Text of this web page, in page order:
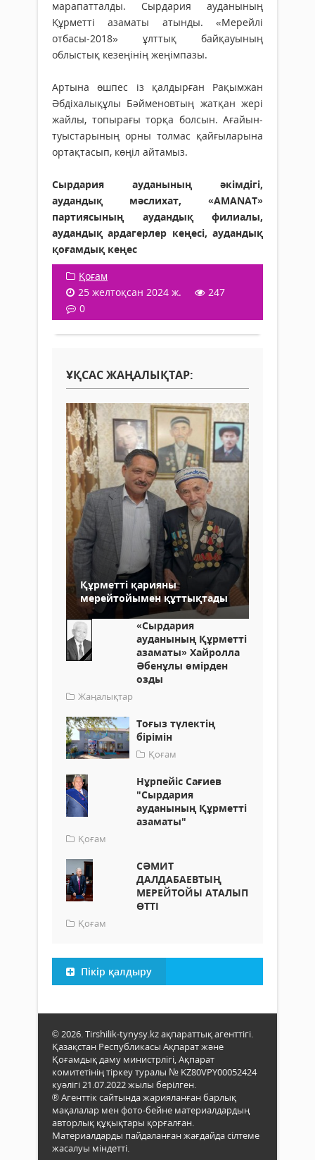
марапатталды. Сырдария ауданының
Құрметті азаматы атынды. «Мерейлі
отбасы-2018» ұлттық байқауының
облыстық кезеңінің жеңімпазы.
Артына өшпес із қалдырған Рақымжан
Әбдіхалықұлы Бәйменовтың жатқан жері
жайлы, топырағы торқа болсын. Ағайын-
туыстарының орны толмас қайғыларына
ортақтасып, көңіл айтамыз.
Сырдария ауданының әкімдігі,
аудандық мәслихат, «AMANAT»
партиясының аудандық филиалы,
аудандық ардагерлер кеңесі, аудандық
қоғамдық кеңес
Қоғам
25 желтоқсан 2024 ж.
247
0
ҰҚСАС ЖАҢАЛЫҚТАР:
Құрметті қарияны
мерейтойымен құттықтады
«Сырдария
ауданының Құрметті
азаматы» Хайролла
Әбенұлы өмірден
озды
Жаңалықтар
Тоғыз түлектің
бірімін
Қоғам
Нұрпейіс Сағиев
"Сырдария
ауданының Құрметті
азаматы"
Қоғам
СӘМИТ
ДАЛДАБАЕВТЫҢ
МЕРЕЙТОЙЫ АТАЛЫП
ӨТТІ
Қоғам
Пікір қалдыру
© 2026. Tirshilik-tynysy.kz ақпараттық агенттігі.
Қазақстан Республикасы Ақпарат және
Қоғамдық даму министрлігі, Ақпарат
комитетінің тіркеу туралы № KZ80VPY00052424
куәлігі 21.07.2022 жылы берілген.
® Агенттік сайтында жарияланған барлық
мақалалар мен фото-бейне материалдардың
авторлық құқықтары қорғалған.
Материалдарды пайдаланған жағдайда сілтеме
жасалуы міндетті.